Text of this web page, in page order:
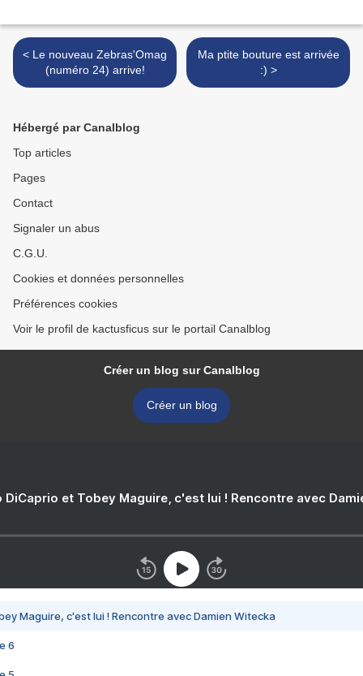
< Le nouveau Zebras'Omag
(numéro 24) arrive!
Ma ptite bouture est arrivée
:) >
Hébergé par Canalblog
Top articles
Pages
Contact
Signaler un abus
C.G.U.
Cookies et données personnelles
Préférences cookies
Voir le profil de kactusficus sur le portail Canalblog
Créer un blog sur Canalblog
Créer un blog
DiCaprio et Tobey Maguire, c'est lui ! Rencontre avec
Maguire, c'est lui ! Rencontre avec Damien Witecka
6